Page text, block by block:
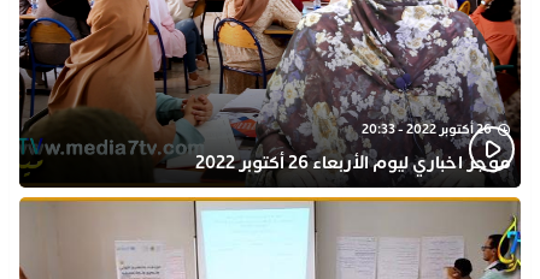
26 أكتوبر 2022 - 20:33
موجز اخباري ليوم الأربعاء 26 أكتوبر 2022